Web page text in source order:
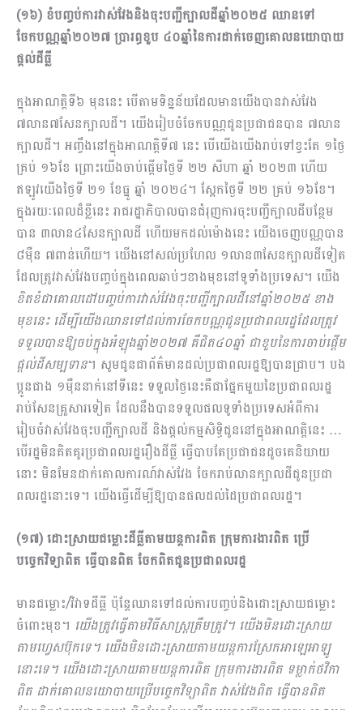
(១៦) ខំបញ្ចប់ការវាស់វែងនិងចុះបញ្ជីក្បាលដីឆ្នាំ២០២៥ ឈានទៅ
ចែកបណ្ណឆ្នាំ២០២៧ ប្រារព្ធខួប ៤០ឆ្នាំនៃការដាក់ចេញគោលនយោបាយ
ផ្តល់ដីធ្លី
ក្នុងអាណត្តិទី៦ មុននេះ បើតាមទិន្នន័យដែលមានយើងបានវាស់វែង
៧លាន៧សែនក្បាលដី។ យើងរៀបចំចែកបណ្ណជូនប្រជាជនបាន ៧លាន
ក្បាលដី។ អញ្ចឹងនៅក្នុងអាណត្តិទី៧ នេះ បើយើងយើងរាប់ទៅខ្វះតែ ១ថ្ងៃ
គ្រប់ ១៦ខែ ព្រោះយើងចាប់ផ្តើមថ្ងៃទី ២២ សីហា ឆ្នាំ ២០២៣ ហើយ
ឥឡូវយើងថ្ងៃទី ២១ ខែធ្នូ ឆ្នាំ ២០២៤។ ស្អែកថ្ងៃទី ២២ គ្រប់ ១៦ខែ។
ក្នុងរយៈពេលដ៏ខ្លីនេះ រាជរដ្ឋាភិបាលបានជំរុញការចុះបញ្ជីក្បាលដីបន្ថែម
បាន ៣លាន៤សែនក្បាលដី ហើយមកដល់ម៉ោងនេះ យើងចេញបណ្ណបាន
៨ម៉ឺន ៧ពាន់ហើយ។ យើងនៅសល់ប្រហែល ១លាន៣សែនក្បាលដីទៀត
ដែលត្រូវវាស់វែងបញ្ចប់ក្នុងពេលឆាប់ៗខាងមុខនៅទូទាំងប្រទេស។ យើង
ខិតខំជាគោលដៅបញ្ចប់ការវាស់វែងចុះបញ្ជីក្បាលដីនៅឆ្នាំ២០២៥ ខាង
មុខនេះ ដើម្បីយើងឈានទៅដល់ការចែកបណ្ណជូនប្រជាពល​រដ្ឋដែលត្រូវ
ទទួលបានឱ្យចប់ក្នុងអំឡុងឆ្នាំ២០២៧ គឺជិត៤០ឆ្នាំ ជាខួបនៃការចាប់ផ្តើម
ផ្តល់ដីសម្បទាន។ សូមជូនជាព័ត៌មានដល់ប្រជាពលរដ្ឋឱ្យបានជ្រាប។ បង
ប្អូនជាង ១ម៉ឺននាក់នៅទីនេះ ទទួលថ្ងៃនេះគឺជាផ្នែកមួយនៃប្រ​ជា​ពលរដ្ឋ
រាប់សែនគ្រួសារទៀត ដែលនឹងបានទទួលផលទូទាំងប្រទេសអំពីការ
រៀបចំវាស់វែងចុះបញ្ជីក្បាលដី និងផ្តល់កម្មសិទ្ធិជូននៅក្នុងអាណត្តិនេះ …
បើរដ្ឋមិនគិតគូរប្រជាពលរដ្ឋរឿងដីធ្លី ធ្វើបាបតែប្រជាជនដូចគេនិយាយ
នោះ មិនមែនដាក់គោលការណ៍វាស់វែង ចែករាប់លានក្បាលដីជូនប្រជា
ពលរដ្ឋនោះទេ។ យើងធ្វើដើម្បីឱ្យបានផលដល់ដៃប្រជាពលរដ្ឋ។
(១៧) ដោះស្រាយជម្លោះដីធ្លីតាមយន្តការពិត ក្រុមការងារពិត ប្រើ
បច្ចេកវិទ្យាពិត ធ្វើបានពិត ចែកពិតជូនប្រជាពលរដ្ឋ
មានជម្លោះ/វិវាទដីធ្លី ប៉ុន្តែឈានទៅដល់ការបញ្ចប់និងដោះស្រាយជម្លោះ
ចំពោះមុខ។ យើងត្រូវធ្វើតាមវិធីសាស្ត្រត្រឹមត្រូវ។ យើងមិនដោះស្រាយ
តាមហ្វេសប៊ុកទេ។ យើងមិនដោះស្រាយតាមយន្តការស្រែកអាឡេអាឡូ
នោះទេ។ យើងដោះស្រាយតាមយន្តការពិត ក្រុមការងារពិត ទម្លាក់ថវិកា
ពិត ដាក់គោលនយោបាយប្រើបច្ចេកវិទ្យាពិត វាស់វែងពិត ធ្វើបានពិត